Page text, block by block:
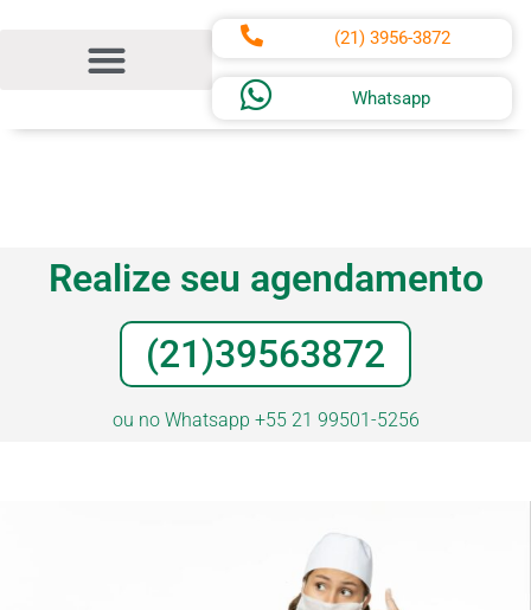
(21) 3956-3872
Whatsapp
Realize seu agendamento
(21)39563872
ou no Whatsapp ‎+55 21 99501-5256